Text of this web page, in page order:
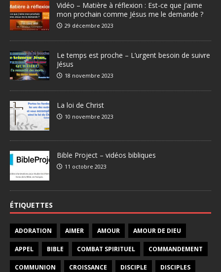
Vidéo – Matière à réflexion : Est-ce que j’aime
mon prochain comme Jésus me le demande ?
29 décembre 2023
Le temps est proche – L’urgent besoin de suivre
Jésus
18 novembre 2023
La loi de Christ
10 novembre 2023
Bible Project – vidéos bibliques
11 octobre 2023
ÉTIQUETTES
ADORATION AIMER AMOUR AMOUR DE DIEU
APPEL BIBLE COMBAT SPIRITUEL COMMANDEMENT
COMMUNION CROISSANCE DISCIPLE DISCIPLES